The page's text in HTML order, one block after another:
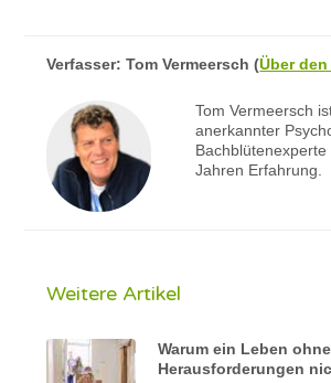
Verfasser:Tom Vermeersch (Über
Tom Vermeersch
anerkannter
Jahren Erfahrung.
Weitere Artikel
Warum ein Leben ohne
Herausforderungen